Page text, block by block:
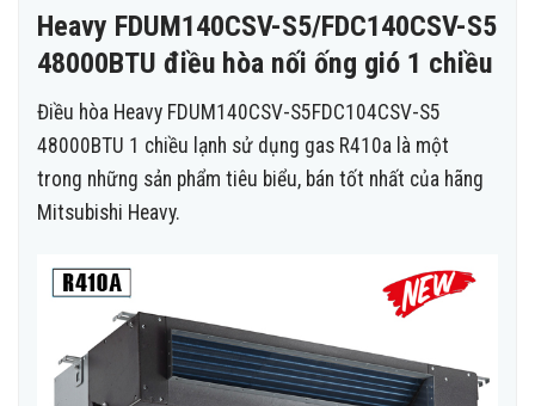
Heavy FDUM140CSV-S5/FDC140CSV-S5
48000BTU điều hòa nối ống gió 1 chiều
Điều hòa Heavy FDUM140CSV-S5FDC104CSV-S5
48000BTU 1 chiều lạnh sử dụng gas R410a là một
trong những sản phẩm tiêu biểu, bán tốt nhất của hãng
Mitsubishi Heavy.